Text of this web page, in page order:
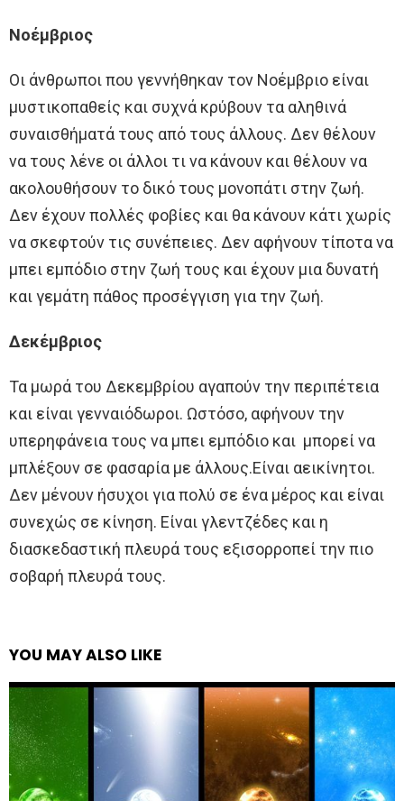
Νοέμβριος
Οι άνθρωποι που γεννήθηκαν τον Νοέμβριο είναι
μυστικοπαθείς και συχνά κρύβουν τα αληθινά
συναισθήματά τους από τους άλλους. Δεν θέλουν
να τους λένε οι άλλοι τι να κάνουν και θέλουν να
ακολουθήσουν το δικό τους μονοπάτι στην ζωή.
Δεν έχουν πολλές φοβίες και θα κάνουν κάτι χωρίς
να σκεφτούν τις συνέπειες. Δεν αφήνουν τίποτα να
μπει εμπόδιο στην ζωή τους και έχουν μια δυνατή
και γεμάτη πάθος προσέγγιση για την ζωή.
Δεκέμβριος
Τα μωρά του Δεκεμβρίου αγαπούν την περιπέτεια
και είναι γενναιόδωροι. Ωστόσο, αφήνουν την
υπερηφάνεια τους να μπει εμπόδιο και μπορεί να
μπλέξουν σε φασαρία με άλλους.Είναι αεικίνητοι.
Δεν μένουν ήσυχοι για πολύ σε ένα μέρος και είναι
συνεχώς σε κίνηση. Είναι γλεντζέδες και η
διασκεδαστική πλευρά τους εξισορροπεί την πιο
σοβαρή πλευρά τους.
YOU MAY ALSO LIKE